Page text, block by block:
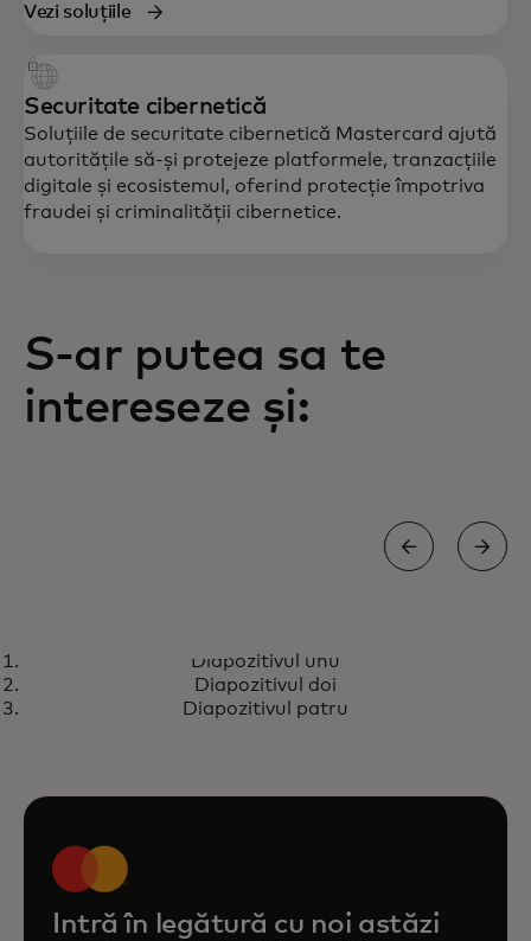
Vezi soluțiile
Securitate cibernetică
Soluțiile de securitate cibernetică Mastercard ajută
autoritățile să-și protejeze platformele, tranzacțiile
digitale și ecosistemul, oferind protecție împotriva
fraudei și criminalității cibernetice.
S-ar putea sa te
intereseze și:
Mastercard creează călătorii
scalabile, fără obstacole și
întreaga lume
Află mai multe
Diapozitivul unu
Diapozitivul doi
Diapozitivul patru
Intră în legătură cu noi astăzi